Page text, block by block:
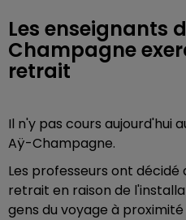
Les enseignants
Champagne
retrait
Il n'y pas cours aujourd'hui
Aÿ-Champagne.
Les professeurs ont
retrait en raison de
gens du voyage à